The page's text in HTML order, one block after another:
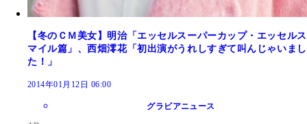
【冬のＣＭ美女】明治「エッセルスーパーカップ・エッセルス
マイル篇」、西畑澪花「初出演がうれしすぎて叫んじゃいまし
た！」
2014年01月12日 06:00
グラビアニュース